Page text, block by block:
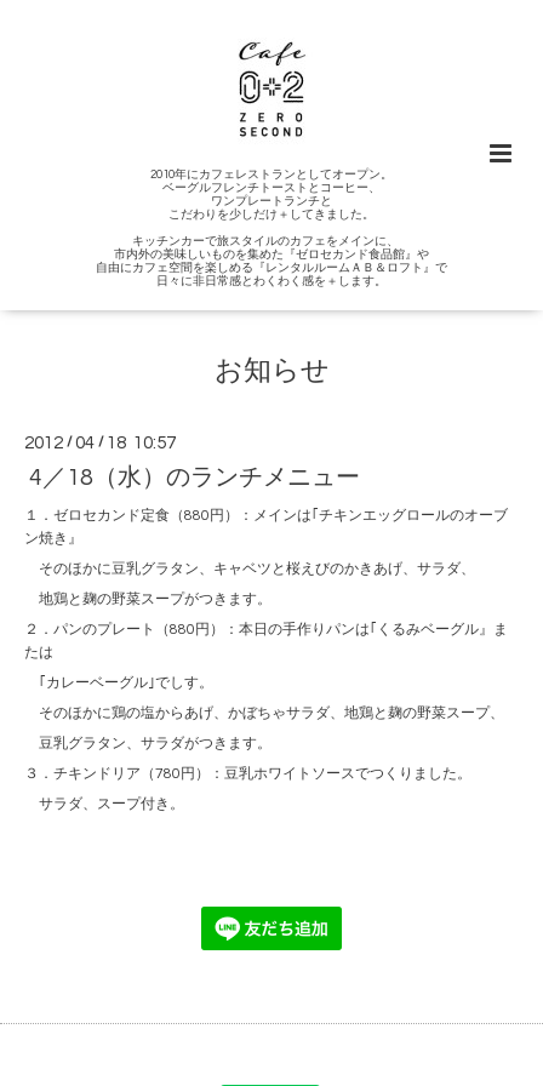
2010年にカフェレストランとしてオープン。
ベーグルフレンチトーストとコーヒー、
ワンプレートランチと
こだわりを少しだけ＋してきました。
キッチンカーで旅スタイルのカフェをメインに、
市内外の美味しいものを集めた『ゼロセカンド食品館』や
自由にカフェ空間を楽しめる『レンタルルームＡＢ＆ロフト』で
日々に非日常感とわくわく感を＋します。
お知らせ
2012 /04 / 18 10:57
4／18（水）のランチメニュー
１．ゼロセカンド定食（880円）：メインは｢チキンエッグロールのオーブ
ン焼き』
そのほかに豆乳グラタン、キャベツと桜えびのかきあげ、サラダ、
地鶏と麹の野菜スープがつきます。
２．パンのプレート（880円）：本日の手作りパンは｢くるみベーグル』ま
たは
｢カレーベーグル｣でしす。
そのほかに鶏の塩からあげ、かぼちゃサラダ、地鶏と麹の野菜スープ、
豆乳グラタン、サラダがつきます。
３．チキンドリア（780円）：豆乳ホワイトソースでつくりました。
サラダ、スープ付き。